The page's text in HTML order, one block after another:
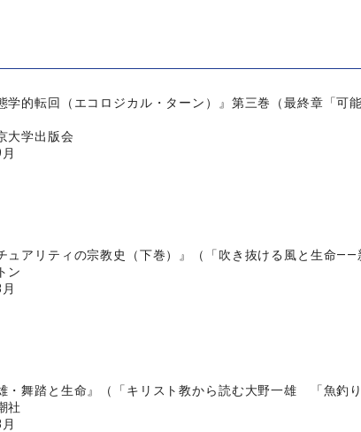
学的転回（エコロジカル・ターン）』第三巻（最終章「
大学出版会
ュアリティの宗教史（下巻）』（「吹き抜ける風と生命
ン
・舞踏と生命』（「キリスト教から読む大野一雄 「魚釣
社